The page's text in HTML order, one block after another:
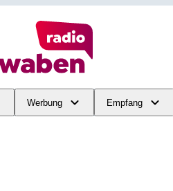
Werbung Empfang